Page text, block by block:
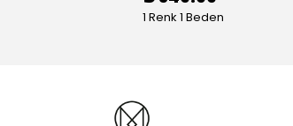
1 Renk 1 Beden